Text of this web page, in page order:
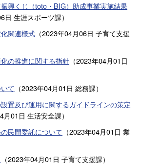
興くじ（toto・BIG）助成事業実施結果
日 生涯スポーツ課）
関連様式 （2023年04月06日 子育て支援
の推進に関する指針 （2023年04月01日
て （2023年04月01日 総務課）
置及び運用に関するガイドラインの策定
月01日 生活安全課）
民間委託について （2023年04月01日 業
（2023年04月01日 子育て支援課）